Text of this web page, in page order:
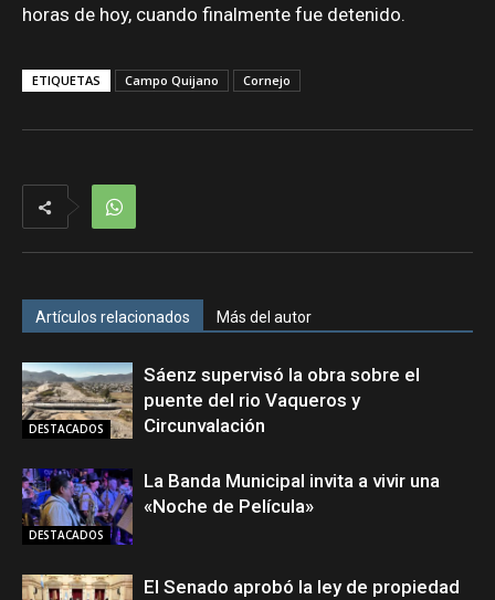
horas de hoy, cuando finalmente fue detenido.
ETIQUETAS Campo Quijano Cornejo
Artículos relacionados Más del autor
DESTACADOS
Sáenz supervisó la obra sobre el
puente del rio Vaqueros y
Circunvalación
DESTACADOS
La Banda Municipal invita a vivir una
«Noche de Película»
El Senado aprobó la ley de propiedad